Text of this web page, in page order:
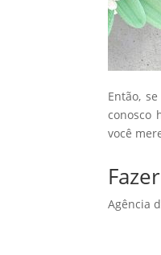
Então,
conosco
você
Agência